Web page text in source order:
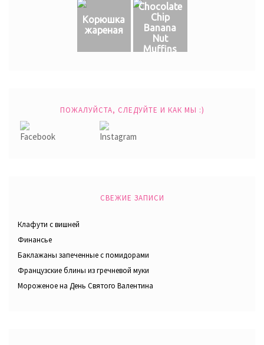
Корюшка
жареная
Chocolate
Chip
Banana
Nut
Muffins
ПОЖАЛУЙСТА, СЛЕДУЙТЕ И КАК МЫ :)
СВЕЖИЕ ЗАПИСИ
Клафути с вишней
Финансье
Баклажаны запеченные с помидорами
Французские блины из гречневой муки
Мороженое на День Святого Валентина